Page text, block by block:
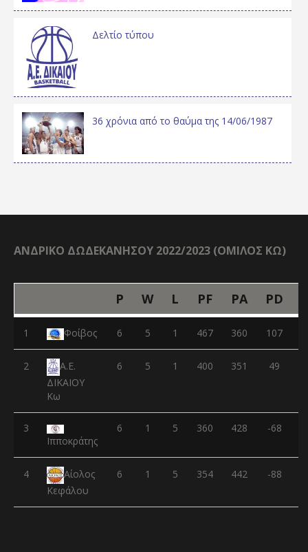
Δελτίο τύπου
36 χρόνια από το θαύμα της 14/06/1987
ΑΝΔΡΙΚΟ ΔΩΔΕΚΑΝΗΣΟΥ 2022/2023 (ΟΜΙΛΟΣ ΚΩ)
P W L PF PA PD
1 Φοίβος 6 5 1 467 360 107
2
Α.Ε.
ΔΙΚΑΙΟΥ
Κω
6 5 1 400 351 49
3
Ιπποκράτης
6 1 5 360 428 -68
4
Αίολος
Κεφάλου
6 1 5 354 442 -88